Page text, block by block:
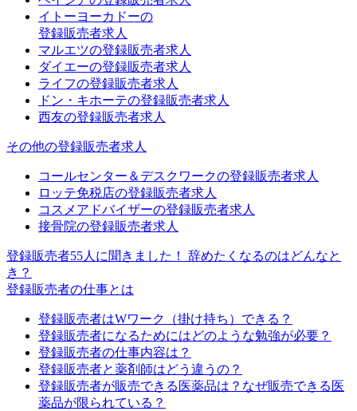
イトーヨーカドーの
登録販売者求人
マルエツの登録販売者求人
ダイエーの登録販売者求人
ライフの登録販売者求人
ドン・キホーテの登録販売者求人
西友の登録販売者求人
その他の登録販売者求人
コールセンター＆デスクワークの登録販売者求人
ロッテ免税店の登録販売者求人
コスメアドバイザーの登録販売者求人
接骨院の登録販売者求人
登録販売者55人に聞きました！ 辞めたくなるのはどんなと
き？
登録販売者の仕事とは
登録販売者はWワーク（掛け持ち）できる？
登録販売者になるためにはどのような勉強が必要？
登録販売者の仕事内容は？
登録販売者と薬剤師はどう違うの？
登録販売者が販売できる医薬品は？なぜ販売できる医
薬品が限られている？